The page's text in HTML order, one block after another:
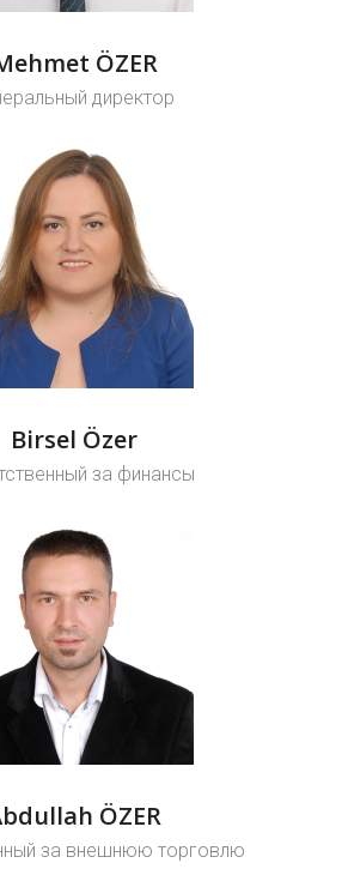
ÖZER
директор
Birsel Özer
за финансы
ÖZER
за внешнюю торговлю